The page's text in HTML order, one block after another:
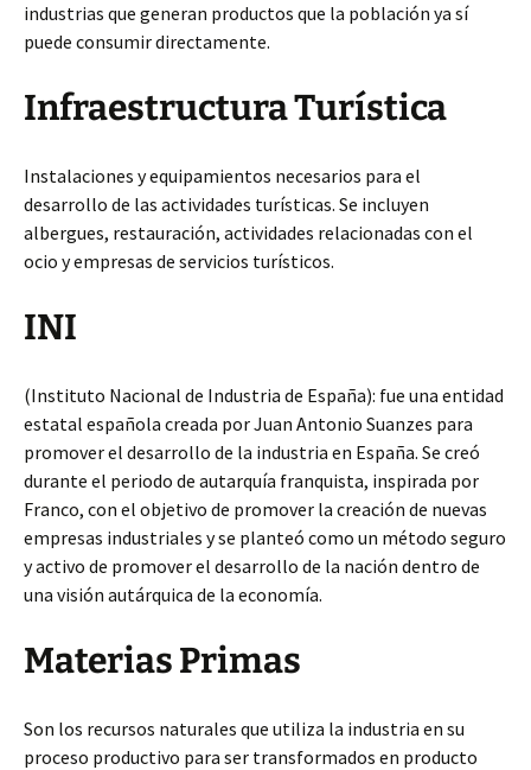
industrias que generan productos que la población ya sí
puede consumir directamente.
Infraestructura Turística
Instalaciones y equipamientos necesarios para el
desarrollo de las actividades turísticas. Se incluyen
albergues, restauración, actividades relacionadas con el
ocio y empresas de servicios turísticos.
INI
(Instituto Nacional de Industria de España): fue una entidad
estatal española creada por Juan Antonio Suanzes para
promover el desarrollo de la industria en España. Se creó
durante el periodo de autarquía franquista, inspirada por
Franco, con el objetivo de promover la creación de nuevas
empresas industriales y se planteó como un método seguro
y activo de promover el desarrollo de la nación dentro de
una visión autárquica de la economía.
Materias Primas
Son los recursos naturales que utiliza la industria en su
proceso productivo para ser transformados en producto